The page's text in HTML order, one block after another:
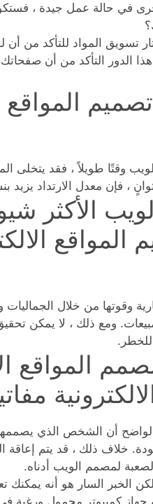
في حالة عمل جيدة ،
المواد للتأكد من أن
الدور التأكد من أن
المواقع
وقتًا طويلاً ، فقد يتخلى
الأكثر
وقوتها من خلال
ومع ذلك ، لا يمكن تحقيق
المواقع
الواضح أن الشخص الذي
خلاف ذلك ، قد يتم إعاقة
لمصمم الويب أدناه.
الخبر السار هو أنه يمكنك